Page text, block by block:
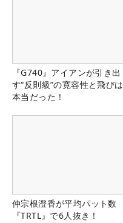
『G740』アイアンが引き出
す“反則級”の寛容性と飛びは
本当だった！
仲宗根澄香が平均パット数
『TRTL』で6人抜き！